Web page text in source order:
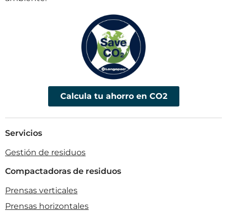
Calcula tu ahorro en CO2
Servicios
Gestión de residuos
Compactadoras de residuos
Prensas verticales
Prensas horizontales